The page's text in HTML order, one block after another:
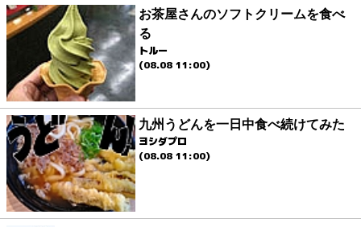
お茶屋さんのソフトクリームを食べ
る
トルー
(08.08 11:00)
九州うどんを一日中食べ続けてみた
ヨシダプロ
(08.08 11:00)